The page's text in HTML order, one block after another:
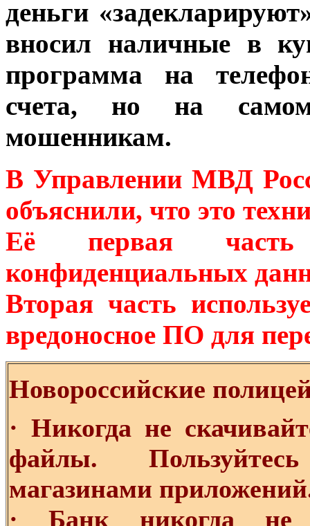
деньги
вносил наличные в
программа на
счета, но на
мошенникам.
В Управлении МВД
объяснили, что это
Её первая часть
конфиденциальных
Вторая часть
вредоносное ПО для
Новороссийские
· Никогда не
файлы.
магазинами
· Банк никогда не